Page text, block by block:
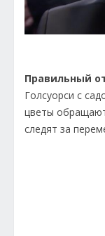
Правильный
Голсуорси с
цветы
следят за